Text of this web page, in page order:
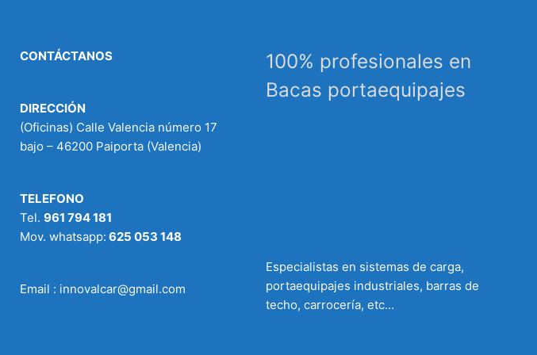
CONTÁCTANOS
DIRECCIÓN
(Oficinas) Calle Valencia número 17
bajo – 46200 Paiporta (Valencia)
TELEFONO
Tel. 961 794 181
Mov. whatsapp: 625 053 148
Email : innovalcar@gmail.com
100% profesionales en
Bacas portaequipajes
Especialistas en sistemas de carga,
portaequipajes industriales, barras de
techo, carrocería, etc…